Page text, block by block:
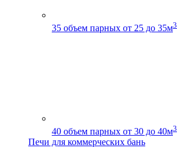
35 объем парных от 25 до 35м3
40 объем парных от 30 до 40м3
Печи для коммерческих бань